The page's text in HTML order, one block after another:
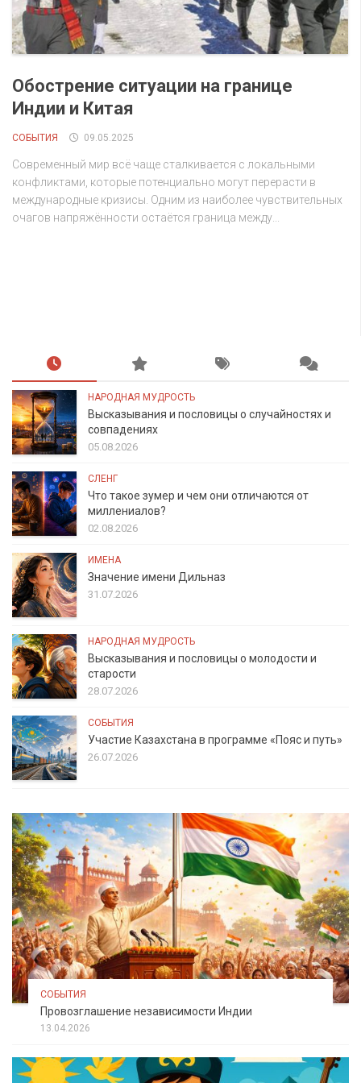
Обострение ситуации на границе
Индии и Китая
СОБЫТИЯ 09.05.2025
Современный мир всё чаще сталкивается с локальными
конфликтами, которые потенциально могут перерасти в
международные кризисы. Одним из наиболее чувствительных
очагов напряжённости остаётся граница между...
НАРОДНАЯ МУДРОСТЬ
Высказывания и пословицы о случайностях и
совпадениях
05.08.2026
СЛЕНГ
Что такое зумер и чем они отличаются от
миллениалов?
02.08.2026
ИМЕНА
Значение имени Дильназ
31.07.2026
НАРОДНАЯ МУДРОСТЬ
Высказывания и пословицы о молодости и
старости
28.07.2026
СОБЫТИЯ
Участие Казахстана в программе «Пояс и путь»
26.07.2026
СОБЫТИЯ
Провозглашение независимости Индии
13.04.2026